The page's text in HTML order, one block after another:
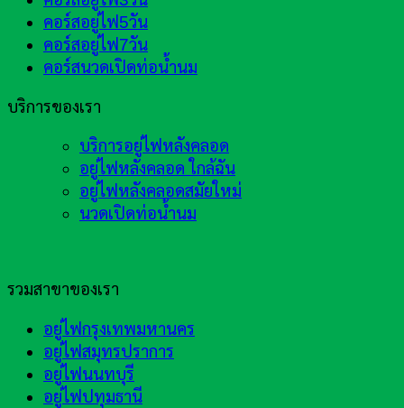
คอร์สอยู่ไฟ5วัน
คอร์สอยู่ไฟ7วัน
คอร์สนวดเปิดท่อน้ำนม
บริการของเรา
บริการอยู่ไฟหลังคลอด
อยู่ไฟหลังคลอด ใกล้ฉัน
อยู่ไฟหลังคลอดสมัยใหม่
นวดเปิดท่อน้ำนม
รวมสาขาของเรา
อยู่ไฟกรุงเทพมหานคร
อยู่ไฟสมุทรปราการ
อยู่ไฟนนทบุรี
อยู่ไฟปทุมธานี